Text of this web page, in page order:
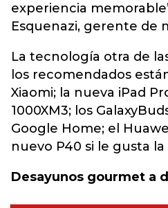
experiencia
Esquenazi, gerente de
La tecnología otra de
los recomendados
Xiaomi; la nueva iPad
1000XM3; los
Google Home; el
nuevo P40 si le gusta
Desayunos gourmet a